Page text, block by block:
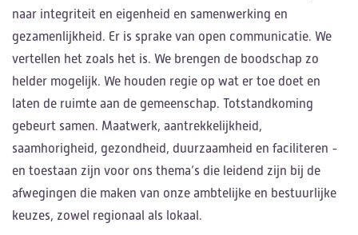
naar integriteit en eigenheid en samenwerking en
gezamenlijkheid. Er is sprake van open communicatie. We
vertellen het zoals het is. We brengen de boodschap zo
helder mogelijk. We houden regie op wat er toe doet en
laten de ruimte aan de gemeenschap. Totstandkoming
gebeurt samen. Maatwerk, aantrekkelijkheid,
saamhorigheid, gezondheid, duurzaamheid en faciliteren -
en toestaan zijn voor ons thema’s die leidend zijn bij de
afwegingen die maken van onze ambtelijke en bestuurlijke
keuzes, zowel regionaal als lokaal.